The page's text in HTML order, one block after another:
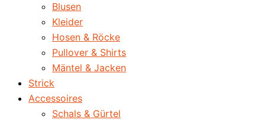
Blusen
Kleider
Hosen & Röcke
Pullover & Shirts
Mäntel & Jacken
Strick
Accessoires
Schals & Gürtel